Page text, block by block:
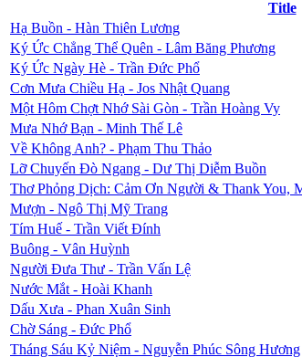
Title
Hạ Buồn - Hàn Thiên Lương
Ký Ức Chẳng Thể Quên - Lâm Băng Phương
Ký Ức Ngày Hè - Trần Đức Phổ
Cơn Mưa Chiều Hạ - Jos Nhật Quang
Một Hôm Chợt Nhớ Sài Gòn - Trần Hoàng Vy
Mưa Nhớ Bạn - Minh Thế Lê
Về Không Anh? - Phạm Thu Thảo
Lỡ Chuyến Đò Ngang - Dư Thị Diễm Buồn
Thơ Phỏng Dịch: Cảm Ơn Người & Thank
Mượn - Ngô Thị Mỹ Trang
Tím Huế - Trần Viết Đính
Buông - Vân Huỳnh
Người Đưa Thư - Trần Vấn Lệ
Nước Mắt - Hoài Khanh
Dấu Xưa - Phan Xuân Sinh
Chờ Sáng - Đức Phổ
Tháng Sáu Kỷ Niệm - Nguyễn Phúc Sông Hương